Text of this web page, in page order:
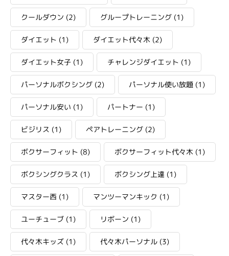
クールダウン (2) グループトレーニング (1)
ダイエット (1) ダイエット代々木 (2)
ダイエット女子 (1) チャレンジダイエット (1)
パーソナルボクシング (2) パーソナル使い放題 (1)
パーソナル安い (1) パートナー (1)
ビジリス (1) ペアトレーニング (2)
ボクサーフィット (8) ボクサーフィット代々木 (1)
ボクシングクラス (1) ボクシング上達 (1)
マスター西 (1) マンツーマンキック (1)
ユーチューブ (1) リボーン (1)
代々木キッズ (1) 代々木パーソナル (3)